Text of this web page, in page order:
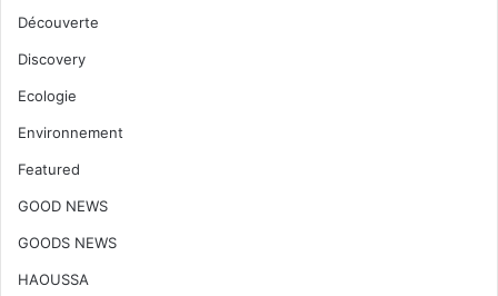
Découverte
Discovery
Ecologie
Environnement
Featured
GOOD NEWS
GOODS NEWS
HAOUSSA